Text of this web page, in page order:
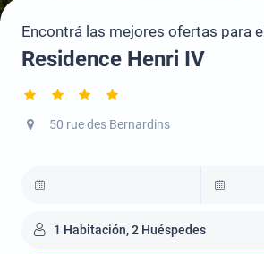
Encontrá las mejores ofertas para el
Residence Henri IV
50 rue des Bernardins
1 Habitación, 2 Huéspedes